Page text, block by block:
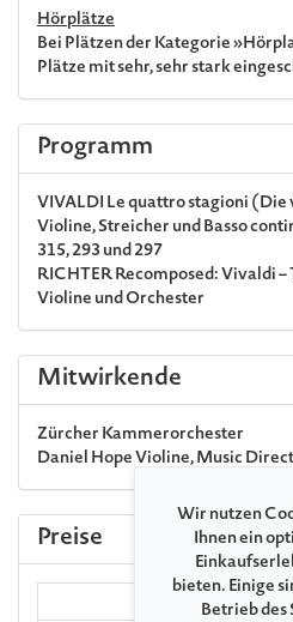
Hörplätze
Bei Plätzen der Kategorie
Plätze mit sehr, sehr stark
Programm
VIVALDI Le quattro stagioni (Die
Violine, Streicher und Basso
315, 293 und 297
RICHTERRecomposed: Vivaldi –
Violine und Orchester
Mitwirkende
Zürcher Kammerorchester
Daniel Hope Violine, Music
Preise
Wir nutzen
Ihnen ein
bieten. Einige
Betrieb des